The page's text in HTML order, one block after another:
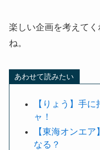
楽しい企画を考えて
ね。
あわせて読みたい
【りょう】手
ャ！
【東海オンエ
なる？